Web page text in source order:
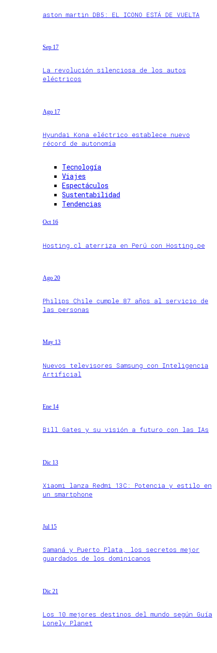
aston martin DB5: EL ICONO ESTÁ DE VUELTA
Sep 17
La revolución silenciosa de los autos
eléctricos
Ago 17
Hyundai Kona eléctrico establece nuevo
récord de autonomía
Tecnología
Viajes
Espectáculos
Sustentabilidad
Tendencias
Oct 16
Hosting.cl aterriza en Perú con Hosting.pe
Ago 20
Philips Chile cumple 87 años al servicio de
las personas
May 13
Nuevos televisores Samsung con Inteligencia
Artificial
Ene 14
Bill Gates y su visión a futuro con las IAs
Dic 13
Xiaomi lanza Redmi 13C: Potencia y estilo en
un smartphone
Jul 15
Samaná y Puerto Plata, los secretos mejor
guardados de los dominicanos
Dic 21
Los 10 mejores destinos del mundo según Guía
Lonely Planet